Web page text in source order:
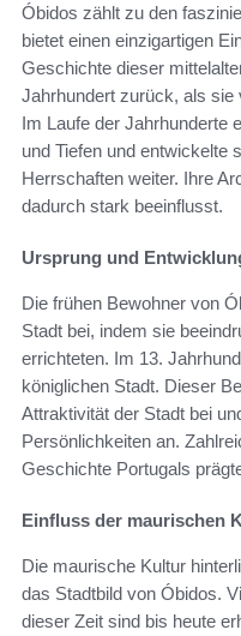
Óbidos zählt zu den
bietet einen einzigartigen
Geschichte dieser
Jahrhundert zurück, als sie
Im Laufe der Jahrhunderte
und Tiefen und entwickelte
Herrschaften weiter. Ihre
dadurch stark beeinflusst.
Ursprung und
Die frühen Bewohner von
Stadt bei, indem sie
errichteten. Im 13.
königlichen Stadt. Dieser
Attraktivität der Stadt bei
Persönlichkeiten an.
Geschichte Portugals
Einfluss der maurischen
Die maurische Kultur
das Stadtbild von Óbidos.
dieser Zeit sind bis heute